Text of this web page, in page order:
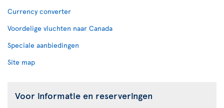
Currency converter
Voordelige vluchten naar Canada
Speciale aanbiedingen
Site map
Voor informatie en reserveringen